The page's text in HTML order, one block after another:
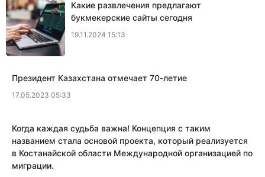
Какие развлечения предлагают
букмекерские сайты сегодня
19.11.2024 15:13
Президент Казахстана отмечает 70-летие
17.05.2023 05:33
Когда каждая судьба важна! Концепция с таким
названием стала основой проекта, который реализуется
в Костанайской области Международной организацией по
миграции.